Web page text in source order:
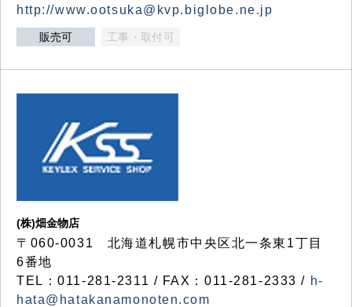
http://www.ootsuka@kvp.biglobe.ne.jp
販売可 工事・取付可
(株)畑金物店
〒060-0031 北海道札幌市中央区北一条東1丁目
6番地
TEL：011-281-2311 / FAX：011-281-2333 / h-
hata@hatakanamonoten.com